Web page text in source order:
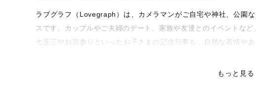
ラブグラフ（Lovegraph）は、カメラマンがご自宅や神社、公園
スです。カップルやご夫婦のデート、家族や友達とのイベントな
七五三やお宮参りといったお子さまの記念行事も、自然な表情や
もっと見る